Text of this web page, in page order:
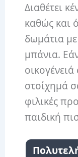
Διαθέτει
καθώς και
δωμάτια
μπάνια.
στοίχημά
φιλικές
παιδική